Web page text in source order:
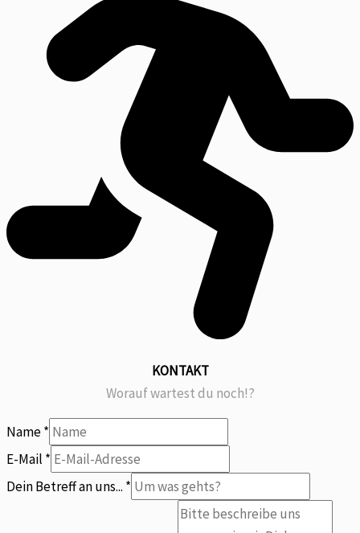
KONTAKT
Worauf wartest du noch!?
Name*
an
uns
E-Mail *
Dein Betreff an uns... *